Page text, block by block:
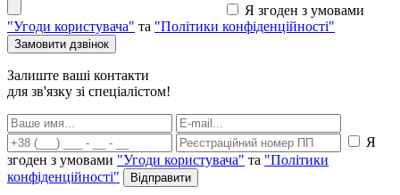
Я згоден з умовами
"Угоди користувача" та "Політики конфіденційності"
Залиште ваші контакти
для зв'язку зі спеціалістом!
Я
згоден з умовами "Угоди користувача" та "Політики
конфіденційності"